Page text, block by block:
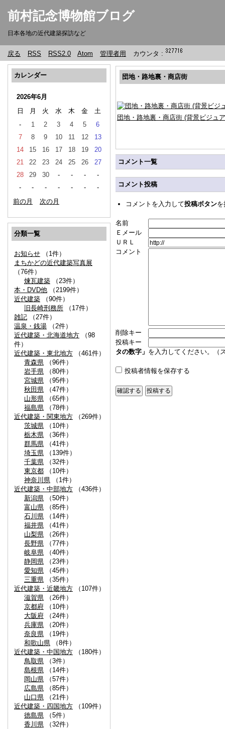
前村記念博物館ブログ
日本各地の近代建築探訪など
戻る RSS RSS2.0 Atom 管理者用 カウンタ :
カレンダー
2026年6月
日
月 火 水 木 金
土
-
1 2 3 4 5
6
7
8 9 10 11 12
13
14
15 16 17 18 19
20
21
22 23 24 25 26
27
28
29 30 - - -
-
-
- - - - -
-
前の月
次の月
分類一覧
お知らせ （1件）
まちかどの近代建築写真展
（76件）
煉瓦建築 （23件）
本・DVD他 （2199件）
近代建築 （90件）
旧長崎刑務所 （17件）
雑記 （27件）
温泉・銭湯 （2件）
近代建築・北海道地方 （98
件）
近代建築・東北地方 （461件）
青森県 （96件）
岩手県 （80件）
宮城県 （95件）
秋田県 （47件）
山形県 （65件）
福島県 （78件）
近代建築・関東地方 （269件）
茨城県 （10件）
栃木県 （36件）
群馬県 （41件）
埼玉県 （139件）
千葉県 （32件）
東京都 （10件）
神奈川県 （1件）
近代建築・中部地方 （436件）
新潟県 （50件）
富山県 （85件）
石川県 （14件）
福井県 （41件）
山梨県 （26件）
長野県 （77件）
岐阜県 （40件）
静岡県 （23件）
愛知県 （45件）
三重県 （35件）
近代建築・近畿地方 （107件）
滋賀県 （26件）
京都府 （10件）
大阪府 （24件）
兵庫県 （20件）
奈良県 （19件）
和歌山県 （8件）
近代建築・中国地方 （180件）
鳥取県 （3件）
島根県 （14件）
岡山県 （57件）
広島県 （85件）
山口県 （21件）
近代建築・四国地方 （109件）
徳島県 （5件）
香川県 （32件）
団地・路地裏・商店街
団地・路地裏・商店街 (背景ビジュ
コメント一覧
コメント投稿
コメントを入力して投稿ボタン
名前
Ｅメール
ＵＲＬ
コメント
削除キー
投稿キー
タの数字」 を入力してください。（
投稿者情報を保存する